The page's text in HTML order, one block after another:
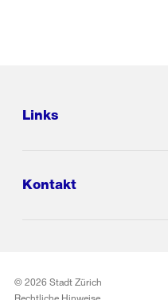
Links
Kontakt
© 2026 Stadt Zürich
Rechtliche Hinweise